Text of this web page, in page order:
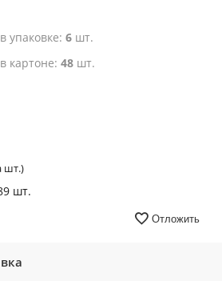
упаковке:6 шт.
картоне:48 шт.
шт.)
шт.
Отложить